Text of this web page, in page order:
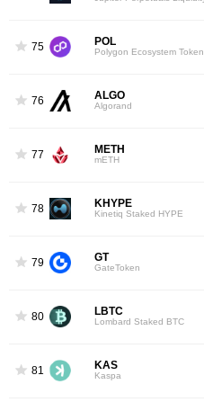
75 POL
Polygon Ecosystem Token
76 ALGO
Algorand
77 METH
mETH
78 KHYPE
Kinetiq Staked HYPE
79 GT
GateToken
80 LBTC
Lombard Staked BTC
81 KAS
Kaspa